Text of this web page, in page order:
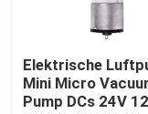
Elektrische
Mini Micro
Pump DCs 24V